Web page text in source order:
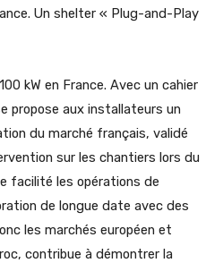
Un shelter « Plug-and-Play
kW en France. Avec un cahier
propose aux installateurs un
du marché français, validé
sur les chantiers lors du
facilité les opérations de
de longue date avec des
les marchés européen et
contribue à démontrer la